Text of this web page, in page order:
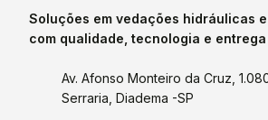
Soluções em vedações hidráulicas
com qualidade, tecnologia e
Av. Afonso Monteiro da Cruz,
Serraria, Diadema -SP